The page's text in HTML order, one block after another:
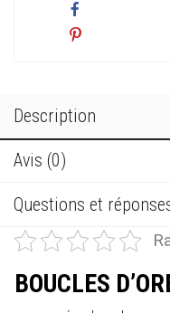
Description
Avis (0)
Questions et
BOUCLES